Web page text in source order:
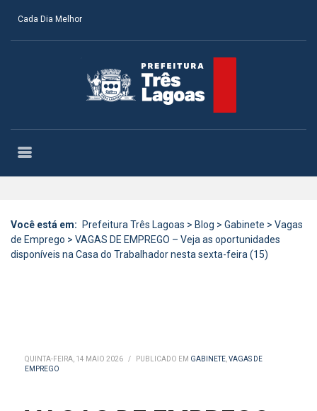
Cada Dia Melhor
Você está em: Prefeitura Três Lagoas > Blog > Gabinete > Vagas
de Emprego > VAGAS DE EMPREGO – Veja as oportunidades
disponíveis na Casa do Trabalhador nesta sexta-feira (15)
QUINTA-FEIRA, 14 MAIO 2026 / PUBLICADO EM GABINETE,VAGAS DE
EMPREGO